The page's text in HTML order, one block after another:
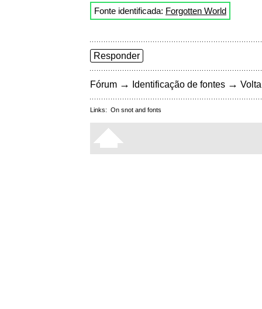
Fonte identificada: Forgotten World
Responder
Fórum → Identificação de fontes →
Links: On snot and fonts